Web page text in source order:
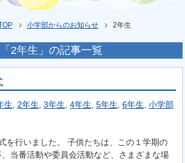
小学部からのお知らせ 2年生
「2年生」の記事一覧
生 2年生 3年生 4年生 5年生 6年生 小学部
を行いました。 子供たちは、この１学期の
当番活動や委員会活動など、さまざまな場